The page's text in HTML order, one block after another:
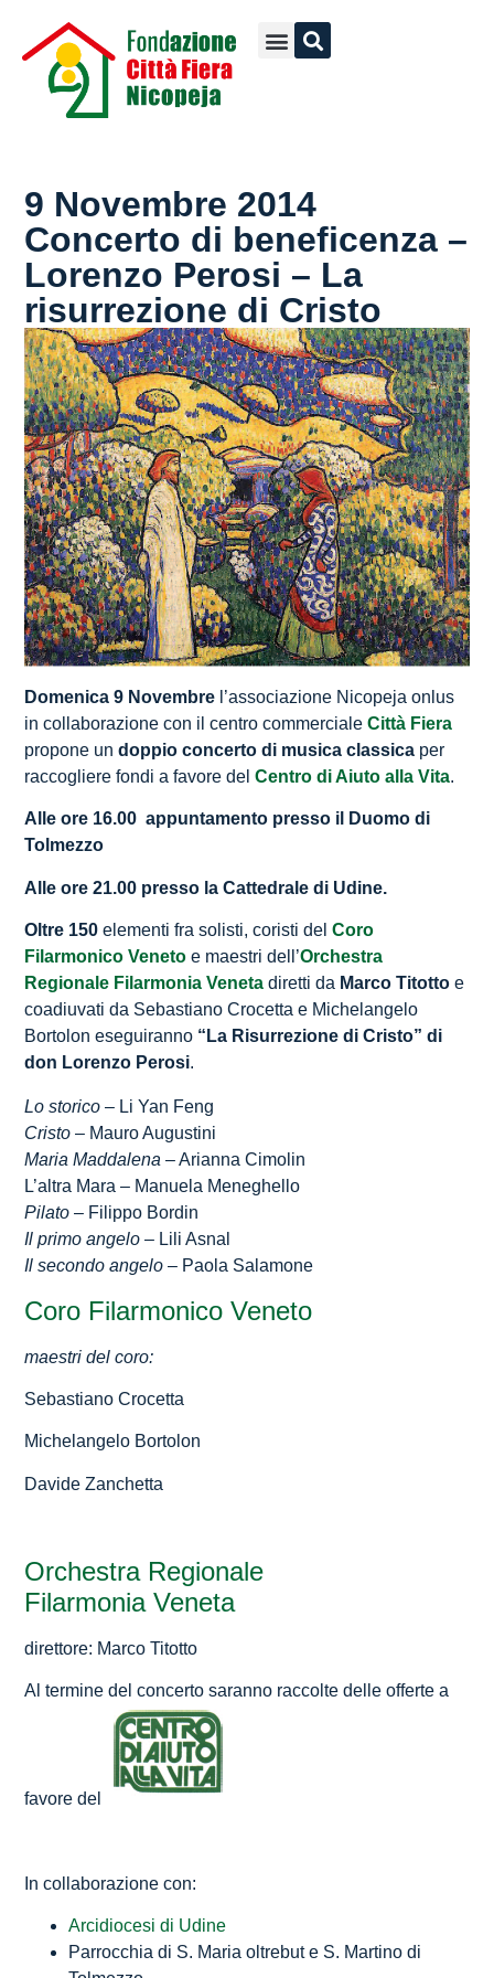
9 Novembre 2014
Concerto di beneficenza –
Lorenzo Perosi – La
risurrezione di Cristo
Domenica 9 Novembre l’associazione Nicopeja onlus
in collaborazione con il centro commercialeCittà Fiera
propone undoppio concerto di musica classica per
raccogliere fondi a favore delCentro di Aiuto alla Vita.
Alle ore 16.00 appuntamento presso il Duomo di
Tolmezzo
Alle ore 21.00 presso la Cattedrale di Udine.
Oltre 150 elementi fra solisti, coristi del Coro
Filarmonico Veneto e maestri dell’Orchestra
Regionale Filarmonia Veneta diretti da Marco Titotto e
coadiuvati da Sebastiano Crocetta e Michelangelo
Bortolon eseguiranno “La Risurrezione di Cristo” di
don Lorenzo Perosi.
Lo storico – Li Yan Feng
Cristo – Mauro Augustini
Maria Maddalena – Arianna Cimolin
L’altra Mara – Manuela Meneghello
Pilato – Filippo Bordin
Il primo angelo – Lili Asnal
Il secondo angelo – Paola Salamone
Coro Filarmonico Veneto
maestri del coro:
Sebastiano Crocetta
Michelangelo Bortolon
Davide Zanchetta
Orchestra Regionale
Filarmonia Veneta
direttore: Marco Titotto
Al termine del concerto saranno raccolte delle offerte a
favore del
In collaborazione con:
Arcidiocesi di Udine
Parrocchia di S. Maria oltrebut e S. Martino di